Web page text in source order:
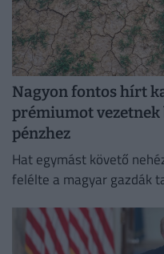
Nagyon fontos hírt
prémiumot
pénzhez
Hat egymást követő
felélte a magyar gazdák